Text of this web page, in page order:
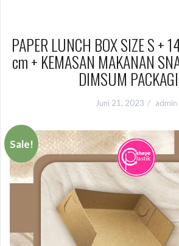
PAPER LUNCH BOX SIZE S +
cm + KEMASAN MAKANAN
DIMSUM
Juni 21, 2023 admin
Sale!